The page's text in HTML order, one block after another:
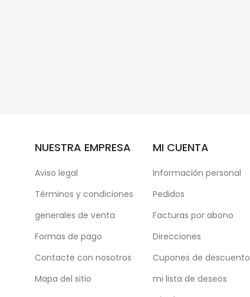
NUESTRA EMPRESA
Aviso legal
Términos y condiciones
generales de venta
Formas de pago
Contacte con nosotros
Mapa del sitio
MI CUENTA
Información personal
Pedidos
Facturas por abono
Direcciones
Cupones de descuento
mi lista de deseos